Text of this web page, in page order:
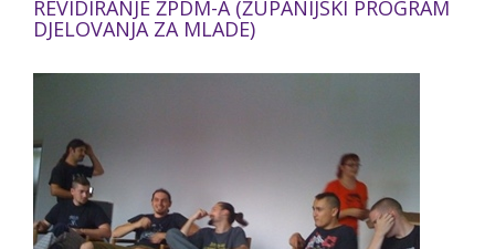
REVIDIRANJE ŽPDM-A (ŽUPANIJSKI PROGRAM
DJELOVANJA ZA MLADE)